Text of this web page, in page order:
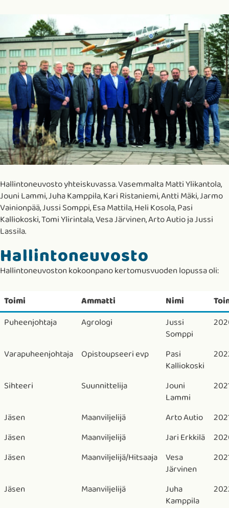
Hallintoneuvosto yhteiskuvassa. Vasemmalta Matti Ylikantola,
Jouni Lammi, Juha Kamppila, Kari Ristaniemi, Antti Mäki, Jarmo
Vainionpää, Jussi Somppi, Esa Mattila, Heli Kosola, Pasi
Kalliokoski, Tomi Ylirintala, Vesa Järvinen, Arto Autio ja Jussi
Lassila.
Hallintoneuvosto
Hallintoneuvoston kokoonpano kertomusvuoden lopussa oli:
Toimi Ammatti Nimi
Puheenjohtaja
Agrologi
Jussi
Somppi
Varapuheenjohtaja Opistoupseeri evp
Pasi
Kalliokoski
Sihteeri Suunnittelija
Jouni
Lammi
Jäsen Maanviljelijä Arto Autio
Jäsen
Maanviljelijä Jari Erkkilä
Jäsen
Maanviljelijä/Hitsaaja Vesa
Järvinen
Jäsen Maanviljelijä
Juha
Kamppila